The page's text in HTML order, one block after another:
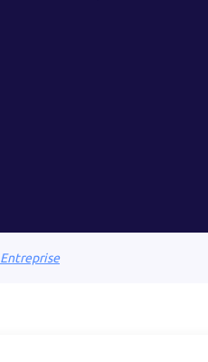
Entreprise